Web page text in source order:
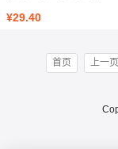
¥29.40
首页 上一页